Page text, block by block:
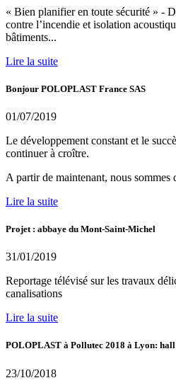
« Bien planifier en toute sécurité » -
contre l’incendie et isolation
bâtiments...
Lire la suite
Bonjour POLOPLAST France SAS
01/07/2019
Le développement constant et le
continuer à croître.
A partir de maintenant, nous sommes
Lire la suite
Projet : abbaye du Mont-Saint-Michel
31/01/2019
Reportage télévisé sur les travaux
canalisations
Lire la suite
POLOPLAST à Pollutec 2018 à Lyon: hall
23/10/2018